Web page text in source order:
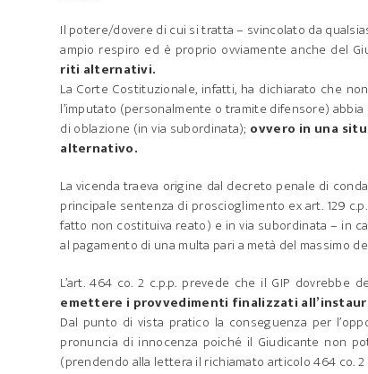
Il potere/dovere di cui si tratta – svincolato da
ampio respiro ed è proprio ovviamente anche del
riti alternativi.
La Corte Costituzionale, infatti, ha dichiarato che
l’imputato (personalmente o tramite difensore)
di oblazione (in via subordinata); ovvero in una
alternativo.
La vicenda traeva origine dal decreto penale di
principale sentenza di proscioglimento ex art. 129
fatto non costituiva reato) e in via subordinata – in
al pagamento di una multa pari a metà del massimo
L’art. 464 co. 2 c.p.p. prevede che il GIP dovrebbe
emettere i provvedimenti finalizzati
Dal punto di vista pratico la conseguenza per
pronuncia di innocenza poiché il Giudicante non
(prendendo alla lettera il richiamato articolo 464 co.